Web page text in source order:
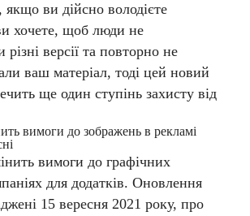
якщо ви дійсно володієте
хочете, щоб люди не
різні версії та повторно не
ваш матеріал, тоді цей новий
ще один ступінь захисту від
вимоги до зображень в рекламі
вимоги до графічних
для додатків. Оновлення
15 вересня 2021 року, про